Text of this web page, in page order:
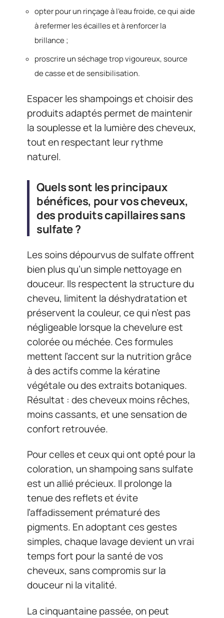
opter pour un rinçage à l’eau froide, ce qui aide
à refermer les écailles et à renforcer la
brillance ;
proscrire un séchage trop vigoureux, source
de casse et de sensibilisation.
Espacer les shampoings et choisir des
produits adaptés permet de maintenir
la souplesse et la lumière des cheveux,
tout en respectant leur rythme
naturel.
Quels sont les principaux
bénéfices, pour vos cheveux,
des produits capillaires sans
sulfate ?
Les soins dépourvus de sulfate offrent
bien plus qu’un simple nettoyage en
douceur. Ils respectent la structure du
cheveu, limitent la déshydratation et
préservent la couleur, ce qui n’est pas
négligeable lorsque la chevelure est
colorée ou méchée. Ces formules
mettent l’accent sur la nutrition grâce
à des actifs comme la kératine
végétale ou des extraits botaniques.
Résultat : des cheveux moins rêches,
moins cassants, et une sensation de
confort retrouvée.
Pour celles et ceux qui ont opté pour la
coloration, un shampoing sans sulfate
est un allié précieux. Il prolonge la
tenue des reflets et évite
l’affadissement prématuré des
pigments. En adoptant ces gestes
simples, chaque lavage devient un vrai
temps fort pour la santé de vos
cheveux, sans compromis sur la
douceur ni la vitalité.
La cinquantaine passée, on peut